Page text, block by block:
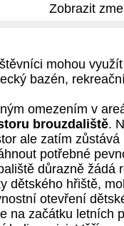
Zobrazit
mohou
bazén,
omezením v
brouzdaliště.
ale zatím
potřebné
důrazně žádá
dětského hřiště,
otevření
na začátku letních